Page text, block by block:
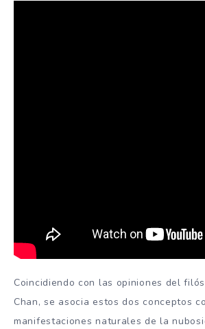
Coincidiendo con las opiniones del
Chan, se asocia estos dos conceptos
manifestaciones naturales de la